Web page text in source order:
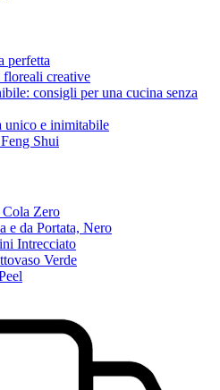
perfetta
creative
consigli per una cucina senza
e inimitabile
Shui
Zero
e da Portata, Nero
Intrecciato
Verde